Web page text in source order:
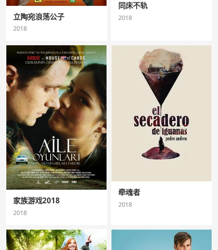
立陶宛浪荡公子
2018
同床不轨
2018
家族游戏2018
2018
牵魂者
2018